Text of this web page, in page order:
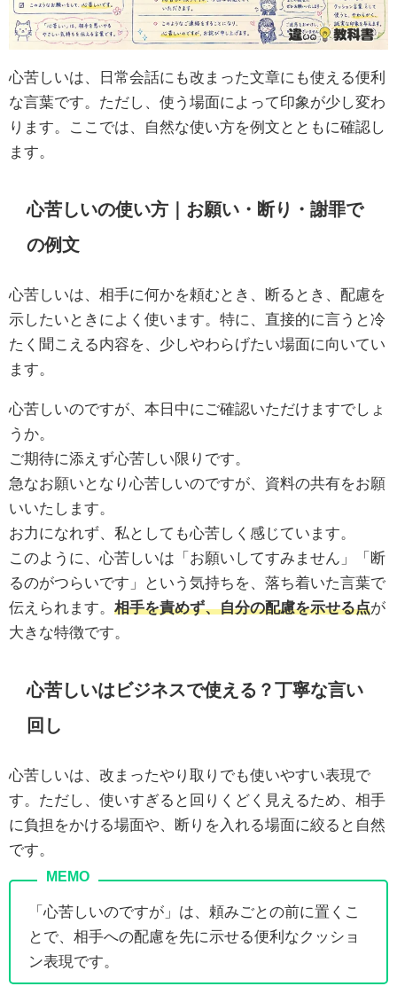
心苦しいは、日常会話にも改まった文章にも使える便利
な言葉です。ただし、使う場面によって印象が少し変わ
ります。ここでは、自然な使い方を例文とともに確認し
ます。
心苦しいの使い方｜お願い・断り・謝罪で
の例文
心苦しいは、相手に何かを頼むとき、断るとき、配慮を
示したいときによく使います。特に、直接的に言うと冷
たく聞こえる内容を、少しやわらげたい場面に向いてい
ます。
心苦しいのですが、本日中にご確認いただけますでしょ
うか。
ご期待に添えず心苦しい限りです。
急なお願いとなり心苦しいのですが、資料の共有をお願
いいたします。
お力になれず、私としても心苦しく感じています。
このように、心苦しいは「お願いしてすみません」「断
るのがつらいです」という気持ちを、落ち着いた言葉で
伝えられます。 相手を責めず、自分の配慮を示せる点が
大きな特徴です。
心苦しいはビジネスで使える？丁寧な言い
回し
心苦しいは、改まったやり取りでも使いやすい表現で
す。ただし、使いすぎると回りくどく見えるため、相手
に負担をかける場面や、断りを入れる場面に絞ると自然
です。
「心苦しいのですが」は、頼みごとの前に置くこ
とで、相手への配慮を先に示せる便利なクッショ
ン表現です。